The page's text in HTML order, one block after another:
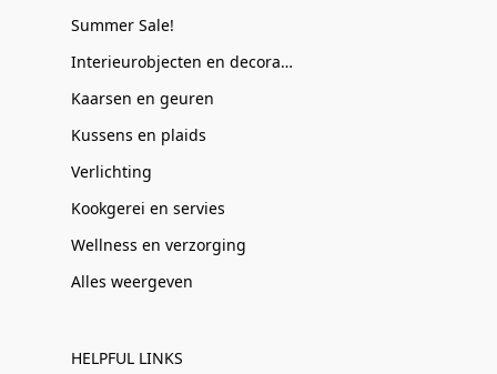
Summer Sale!
Interieurobjecten en decoratie
Kaarsen en geuren
Kussens en plaids
Verlichting
Kookgerei en servies
Wellness en verzorging
Alles weergeven
HELPFUL LINKS